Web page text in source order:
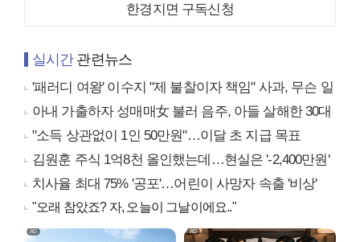
한경지면 구독신청
실시간관련뉴스
'패러디 여왕' 이수지 "제 불찰이자 책임" 사과, 무슨 일
아내 가출하자 성매매女 불러 음주, 아들 살해한 30대
"소득 상관없이 1인 50만원"…이달 초 지급 목표
김원훈 주식 1억8천 올인했는데…현실은 '-2,400만원'
치사율 최대 75% '공포'…어린이 사망자 속출 '비상'
"오래 참았죠? 자, 오늘이 그날이에요.."